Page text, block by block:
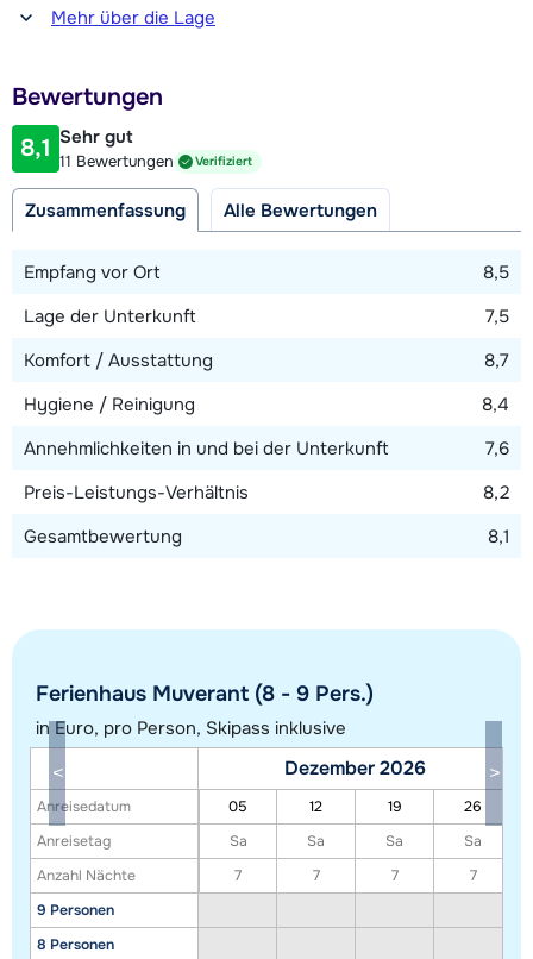
Entfernung zum(r) Restaurant oder zur Bar
1500 Meter
300 Meter (über Skilift)
Entfernung zum Skilift
300 Meter (Barbossine/Petit Châtel)
Entfernung zur Skibushaltestelle
Alle Unterkünfte in diesem Gebiet anzeigen
Diese Karte zeigt eine Indikation der Lage unserer Unterkünfte. Die genaue
Lage kann jedoch abweichen.
Mehr über die Lage
Bewertungen
8,1 Sehr gut
11 Bewertungen Verifiziert
Zusammenfassung Alle Bewertungen
Empfang vor Ort
8,5
Lage der Unterkunft
7,5
Komfort / Ausstattung
8,7
Hygiene / Reinigung
8,4
Annehmlichkeiten in und bei der Unterkunft
7,6
Preis-Leistungs-Verhältnis
8,2
Gesamtbewertung
8,1
Ferienhaus Muverant (8 - 9 Pers.)
in Euro, pro Person, Skipass inklusive
Anreisedatum
Anreisetag
Anzahl Nächte
9 Personen
8 Personen
Dezember 2026
05 12 19
26
Sa
Sa Sa
Sa
7
7 7 7